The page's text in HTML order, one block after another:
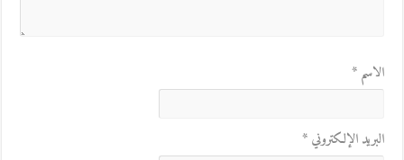
الاسم*
البريد الإلكتروني*